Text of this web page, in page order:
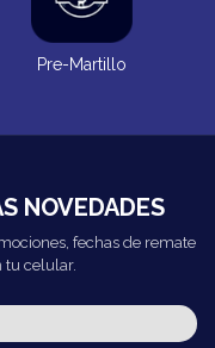
Pre-Martillo
NOVEDADES
fechas de remate
tu celular.